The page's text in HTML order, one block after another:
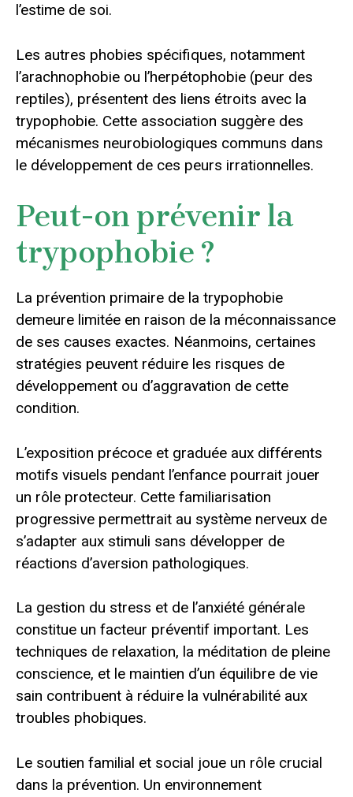
l’estime de soi.
Les autres phobies spécifiques, notamment
l’arachnophobie ou l’herpétophobie (peur des
reptiles), présentent des liens étroits avec la
trypophobie. Cette association suggère des
mécanismes neurobiologiques communs dans
le développement de ces peurs irrationnelles.
Peut-on prévenir la
trypophobie ?
La prévention primaire de la trypophobie
demeure limitée en raison de la méconnaissance
de ses causes exactes. Néanmoins, certaines
stratégies peuvent réduire les risques de
développement ou d’aggravation de cette
condition.
L’exposition précoce et graduée aux différents
motifs visuels pendant l’enfance pourrait jouer
un rôle protecteur. Cette familiarisation
progressive permettrait au système nerveux de
s’adapter aux stimuli sans développer de
réactions d’aversion pathologiques.
La gestion du stress et de l’anxiété générale
constitue un facteur préventif important. Les
techniques de relaxation, la méditation de pleine
conscience, et le maintien d’un équilibre de vie
sain contribuent à réduire la vulnérabilité aux
troubles phobiques.
Le soutien familial et social joue un rôle crucial
dans la prévention. Un environnement